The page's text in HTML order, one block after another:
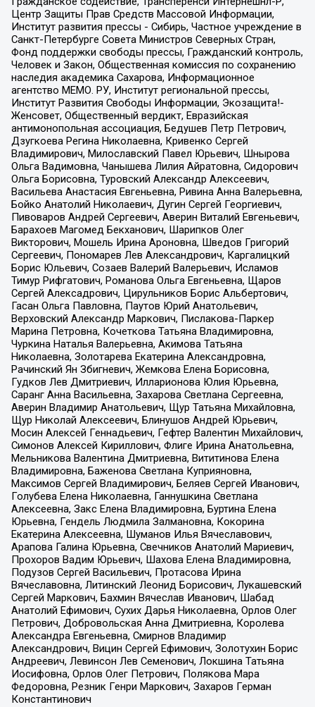
Центр Защиты Прав Средств Массовой Информации,
Институт развития прессы - Сибирь, Частное учреждение в
Санкт-Петербурге Совета Министров Северных Стран,
Фонд поддержки свободы прессы, Гражданский контроль,
Человек и Закон, Общественная комиссия по сохранению
наследия академика Сахарова, Информационное
агентство МЕМО. РУ, Институт региональной прессы,
Институт Развития Свободы Информации, Экозащита!-
Женсовет, Общественный вердикт, Евразийская
антимонопольная ассоциация, Бедушев Петр Петрович,
Дзугкоева Регина Николаевна, Кривенко Сергей
Владимирович, Милославский Павел Юрьевич, Шнырова
Ольга Вадимовна, Чанышева Лилия Айратовна, Сидорович
Ольга Борисовна, Туровский Александр Алексеевич,
Васильева Анастасия Евгеньевна, Ривина Анна Валерьевна,
Бойко Анатолий Николаевич, Дугин Сергей Георгиевич,
Пивоваров Андрей Сергеевич, Аверин Виталий Евгеньевич,
Барахоев Магомед Бекханович, Шарипков Олег
Викторович, Мошель Ирина Ароновна, Шведов Григорий
Сергеевич, Пономарев Лев Александрович, Каргалицкий
Борис Юльевич, Созаев Валерий Валерьевич, Исламов
Тимур Рифгатович, Романова Ольга Евгеньевна, Щаров
Сергей Алексадрович, Цирульников Борис Альбертович,
Гасан Ольга Павловна, Паутов Юрий Анатольевич,
Верховский Александр Маркович, Пислакова-Паркер
Марина Петровна, Кочеткова Татьяна Владимировна,
Чуркина Наталья Валерьевна, Акимова Татьяна
Николаевна, Золотарева Екатерина Александровна,
Рачинский Ян Збигневич, Жемкова Елена Борисовна,
Гудков Лев Дмитриевич, Илларионова Юлия Юрьевна,
Саранг Анна Васильевна, Захарова Светлана Сергеевна,
Аверин Владимир Анатольевич, Щур Татьяна Михайловна,
Щур Николай Алексеевич, Блинушов Андрей Юрьевич,
Мосин Алексей Геннадьевич, Гефтер Валентин Михайлович,
Симонов Алексей Кириллович, Флиге Ирина Анатольевна,
Мельникова Валентина Дмитриевна, Вититинова Елена
Владимировна, Баженова Светлана Куприяновна,
Максимов Сергей Владимирович, Беляев Сергей Иванович,
Голубева Елена Николаевна, Ганнушкина Светлана
Алексеевна, Закс Елена Владимировна, Буртина Елена
Юрьевна, Гендель Людмила Залмановна, Кокорина
Екатерина Алексеевна, Шуманов Илья Вячеславович,
Арапова Галина Юрьевна, Свечников Анатолий Мариевич,
Прохоров Вадим Юрьевич, Шахова Елена Владимировна,
Подузов Сергей Васильевич, Протасова Ирина
Вячеславовна, Литинский Леонид Борисович, Лукашевский
Сергей Маркович, Бахмин Вячеслав Иванович, Шабад
Анатолий Ефимович, Сухих Дарья Николаевна, Орлов Олег
Петрович, Добровольская Анна Дмитриевна, Королева
Александра Евгеньевна, Смирнов Владимир
Александрович, Вицин Сергей Ефимович, Золотухин Борис
Андреевич, Левинсон Лев Семенович, Локшина Татьяна
Иосифовна, Орлов Олег Петрович, Полякова Мара
Федоровна, Резник Генри Маркович, Захаров Герман
Константинович